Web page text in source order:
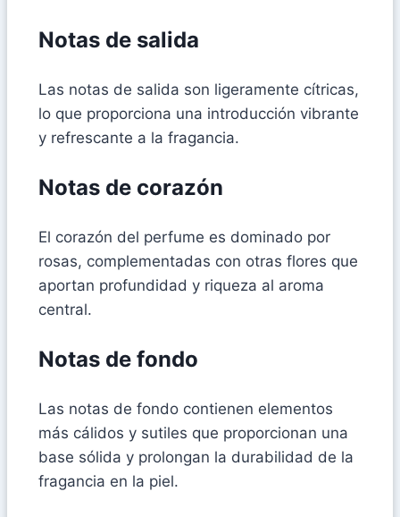
Notas de salida
Las notas de salida son ligeramente cítricas,
lo que proporciona una introducción vibrante
y refrescante a la fragancia.
Notas de corazón
El corazón del perfume es dominado por
rosas, complementadas con otras flores que
aportan profundidad y riqueza al aroma
central.
Notas de fondo
Las notas de fondo contienen elementos
más cálidos y sutiles que proporcionan una
base sólida y prolongan la durabilidad de la
fragancia en la piel.